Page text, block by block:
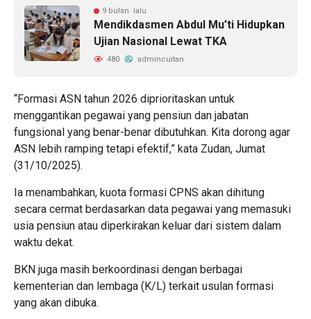
9 bulan lalu
Mendikdasmen Abdul Mu’ti Hidupkan
Ujian Nasional Lewat TKA
480 admincuitan
“Formasi ASN tahun 2026 diprioritaskan untuk
menggantikan pegawai yang pensiun dan jabatan
fungsional yang benar-benar dibutuhkan. Kita dorong agar
ASN lebih ramping tetapi efektif,” kata Zudan, Jumat
(31/10/2025).
Ia menambahkan, kuota formasi CPNS akan dihitung
secara cermat berdasarkan data pegawai yang memasuki
usia pensiun atau diperkirakan keluar dari sistem dalam
waktu dekat.
BKN juga masih berkoordinasi dengan berbagai
kementerian dan lembaga (K/L) terkait usulan formasi
yang akan dibuka.